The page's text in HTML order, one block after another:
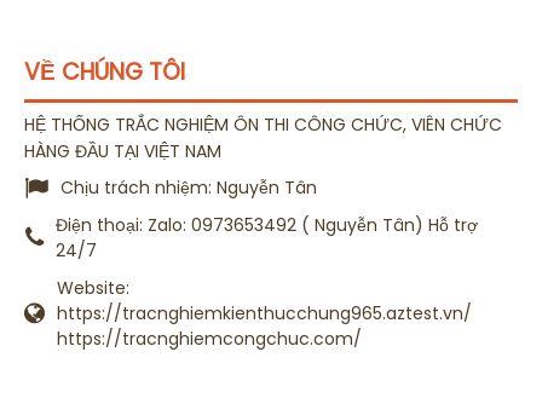
VỀ CHÚNG TÔI
HỆ THỐNG TRẮC NGHIỆM ÔN THI CÔNG CHỨC, VIÊN CHỨC
HÀNG ĐẦU TẠI VIỆT NAM
Chịu trách nhiệm: Nguyễn Tân
Điện thoại: Zalo: 0973653492 ( Nguyễn Tân) Hỗ trợ
24/7
Website:
https://tracnghiemkienthucchung965.aztest.vn/
https://tracnghiemcongchuc.com/